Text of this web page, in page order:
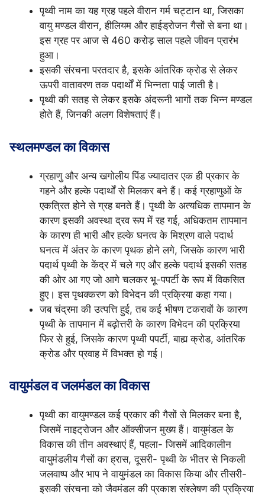
पृथ्वी नाम का यह ग्रह पहले वीरान गर्म चट्टान था, जिसका
वायु मण्डल वीरान, हीलियम और हाईड्रोजन गैसों से बना था।
इस ग्रह पर आज से 460 करोड़ साल पहले जीवन प्रारंभ
हुआ।
इसकी संरचना परतदार है, इसके आंतरिक क्रोड से लेकर
ऊपरी वातावरण तक पदार्थों में भिन्नता पाई जाती है।
पृथ्वी की सतह से लेकर इसके अंदरूनी भागों तक भिन्न मण्डल
होते हैं, जिनकी अलग विशेषताएं हैं।
स्थलमण्डल का विकास
ग्रहाणु और अन्य खगोलीय पिंड ज्यादातर एक ही प्रकार के
गहने और हल्के पदार्थों से मिलकर बने हैं। कई ग्रहाणुओं के
एकत्रित होने से ग्रह बनते हैं। पृथ्वी के अत्यधिक तापमान के
कारण इसकी अवस्था द्रव रूप में रह गई, अधिकतम तापमान
के कारण ही भारी और हल्के घनत्व के मिश्रण वाले पदार्थ
घनत्व में अंतर के कारण पृथक होने लगे, जिसके कारण भारी
पदार्थ पृथ्वी के केंद्र में चले गए और हल्के पदार्थ इसकी सतह
की ओर आ गए जो आगे चलकर भू-पपर्टी के रूप में विकसित
हुए। इस पृथक्करण को विभेदन की प्रक्रिया कहा गया।
जब चंद्रमा की उत्पत्ति हुई, तब कई भीषण टकरावों के कारण
पृथ्वी के तापमान में बढ़ोत्तरी के कारण विभेदन की प्रक्रिया
फिर से हुई, जिसके कारण पृथ्वी पपर्टी, बाह्य क्रोड, आंतरिक
क्रोड और प्रवाह में विभक्त हो गई।
वायुमंडल व जलमंडल का विकास
पृथ्वी का वायुमण्डल कई प्रकार की गैसों से मिलकर बना है,
जिसमें नाइट्रोजन और ऑक्सीजन मुख्य हैं। वायुमंडल के
विकास की तीन अवस्थाएं हैं, पहला- जिसमें आदिकालीन
वायुमंडलीय गैसों का ह्रास, दूसरी- पृथ्वी के भीतर से निकली
जलवाष्प और भाप ने वायुमंडल का विकास किया और तीसरी-
इसकी संरचना को जैवमंडल की प्रकाश संश्लेषण की प्रक्रिया